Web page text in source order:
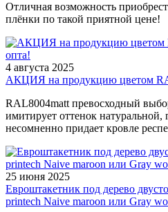
Отличная возможность
плёнки по такой приятной цене!
4 августа 2025
АКЦИЯ на продукцию цветом
RAL8004matt превосходный
имитирует оттенок
несомненно придает кровле
25 июня 2025
Евроштакетник под дерево
printech Naive maroon или Gray